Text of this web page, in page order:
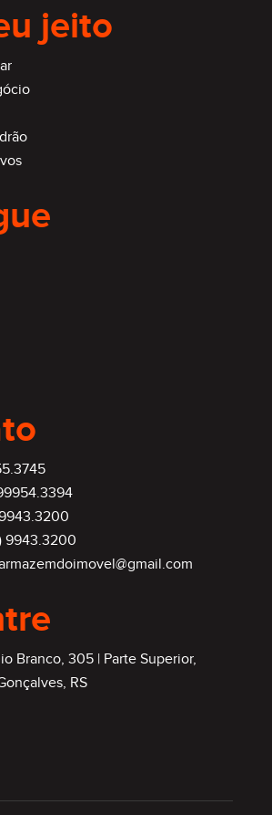
jeito
9943.3200
Branco, 305 | Parte Superior,
RS